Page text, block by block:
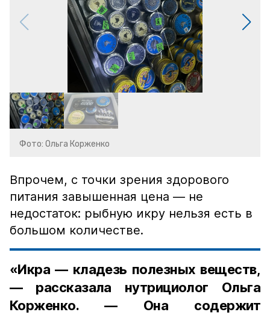
Фото: Ольга Корженко
Впрочем, с точки зрения здорового
питания завышенная цена — не
недостаток: рыбную икру нельзя есть в
большом количестве.
«Икра — кладезь полезных веществ,
— рассказала нутрициолог Ольга
Корженко. — Она содержит